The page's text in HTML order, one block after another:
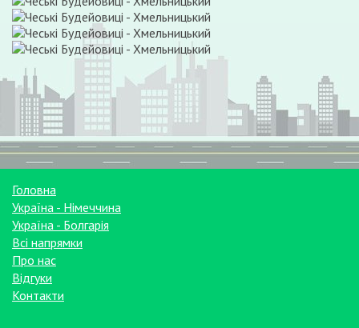
Головна
Україна - Німеччина
Україна - Болгарія
Всі напрямки
Про нас
Відгуки
Контакти